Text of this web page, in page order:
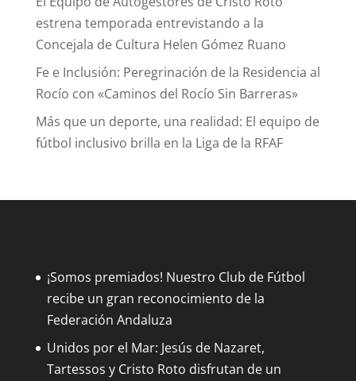
estrena temporada entrevistando a la
Concejala de Cultura Helen Gómez Ruano
Fe e Inclusión: Peregrinación de la Residencia al
Rocío con «Caminos del Rocío Sin Barreras»
Más que un deporte, una realidad: El equipo de
fútbol inclusivo brilla en la Liga de la RFAF
¡Somos premiados! Nuestro Club de Fútbol
recibe un gran reconocimiento de la
Federación Andaluza
Unidos por el Mar: Jesús de Nazaret,
Tartessos y Cristo Roto disfrutan de un